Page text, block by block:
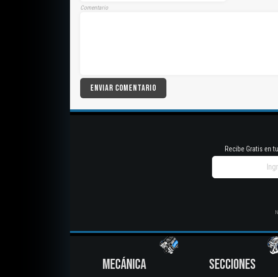
Comentario
Recibe Gratis en
MECÁNICA SECCIONES